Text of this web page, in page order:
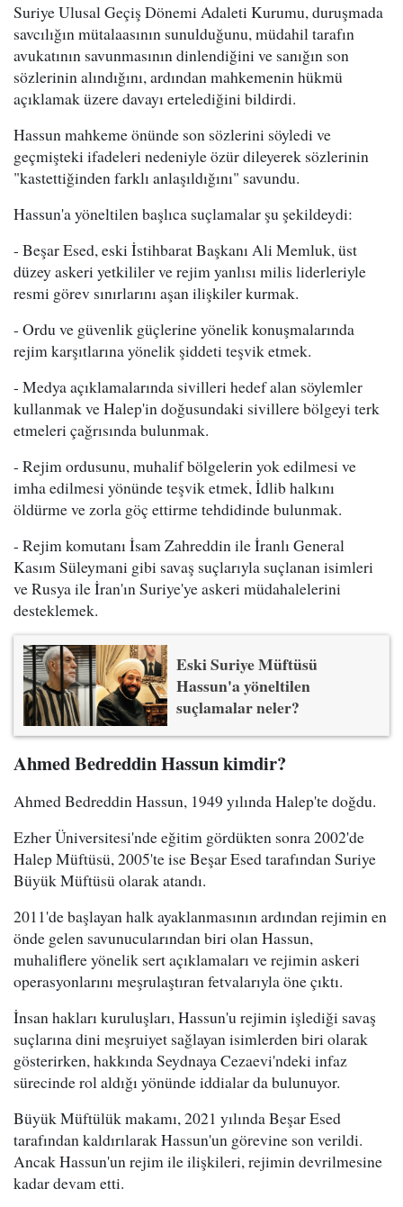
Suriye Ulusal Geçiş Dönemi Adaleti Kurumu, duruşmada
savcılığın mütalaasının sunulduğunu, müdahil tarafın
avukatının savunmasının dinlendiğini ve sanığın son
sözlerinin alındığını, ardından mahkemenin hükmü
açıklamak üzere davayı ertelediğini bildirdi.
Hassun mahkeme önünde son sözlerini söyledi ve
geçmişteki ifadeleri nedeniyle özür dileyerek sözlerinin
"kastettiğinden farklı anlaşıldığını" savundu.
Hassun'a yöneltilen başlıca suçlamalar şu şekildeydi:
- Beşar Esed, eski İstihbarat Başkanı Ali Memluk, üst
düzey askeri yetkililer ve rejim yanlısı milis liderleriyle
resmi görev sınırlarını aşan ilişkiler kurmak.
- Ordu ve güvenlik güçlerine yönelik konuşmalarında
rejim karşıtlarına yönelik şiddeti teşvik etmek.
- Medya açıklamalarında sivilleri hedef alan söylemler
kullanmak ve Halep'in doğusundaki sivillere bölgeyi terk
etmeleri çağrısında bulunmak.
- Rejim ordusunu, muhalif bölgelerin yok edilmesi ve
imha edilmesi yönünde teşvik etmek, İdlib halkını
öldürme ve zorla göç ettirme tehdidinde bulunmak.
- Rejim komutanı İsam Zahreddin ile İranlı General
Kasım Süleymani gibi savaş suçlarıyla suçlanan isimleri
ve Rusya ile İran'ın Suriye'ye askeri müdahalelerini
desteklemek.
Eski Suriye Müftüsü
Hassun'a yöneltilen
suçlamalar neler?
Ahmed Bedreddin Hassun kimdir?
Ahmed Bedreddin Hassun, 1949 yılında Halep'te doğdu.
Ezher Üniversitesi'nde eğitim gördükten sonra 2002'de
Halep Müftüsü, 2005'te ise Beşar Esed tarafından Suriye
Büyük Müftüsü olarak atandı.
2011'de başlayan halk ayaklanmasının ardından rejimin en
önde gelen savunucularından biri olan Hassun,
muhaliflere yönelik sert açıklamaları ve rejimin askeri
operasyonlarını meşrulaştıran fetvalarıyla öne çıktı.
İnsan hakları kuruluşları, Hassun'u rejimin işlediği savaş
suçlarına dini meşruiyet sağlayan isimlerden biri olarak
gösterirken, hakkında Seydnaya Cezaevi'ndeki infaz
sürecinde rol aldığı yönünde iddialar da bulunuyor.
Büyük Müftülük makamı, 2021 yılında Beşar Esed
tarafından kaldırılarak Hassun'un görevine son verildi.
Ancak Hassun'un rejim ile ilişkileri, rejimin devrilmesine
kadar devam etti.